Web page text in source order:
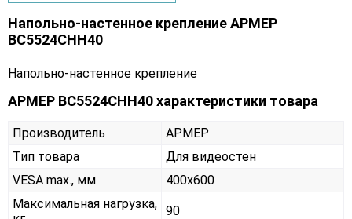
Напольно-настенное крепление АРМЕР
ВС5524СНН40
Напольно-настенное крепление
АРМЕР ВС5524СНН40 характеристики товара
Производитель
АРМЕР
Тип товара
Для видеостен
VESA max., мм
400х600
Максимальная нагрузка, 90